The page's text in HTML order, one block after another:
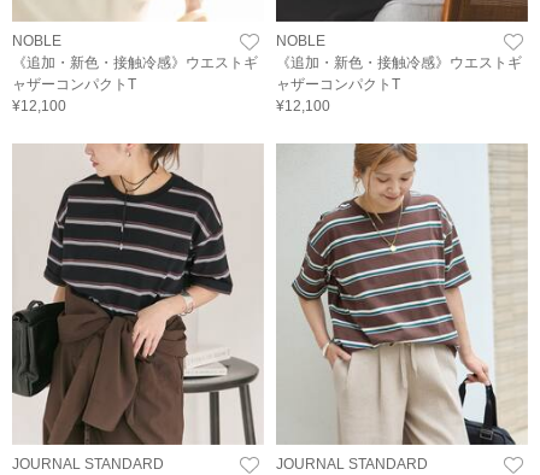
NOBLE
《追加・新色・接触冷感》ウエストギ
ャザーコンパクトT
¥12,100
NOBLE
《追加・新色・接触冷感》ウエストギ
ャザーコンパクトT
¥12,100
JOURNAL STANDARD
JOURNAL STANDARD